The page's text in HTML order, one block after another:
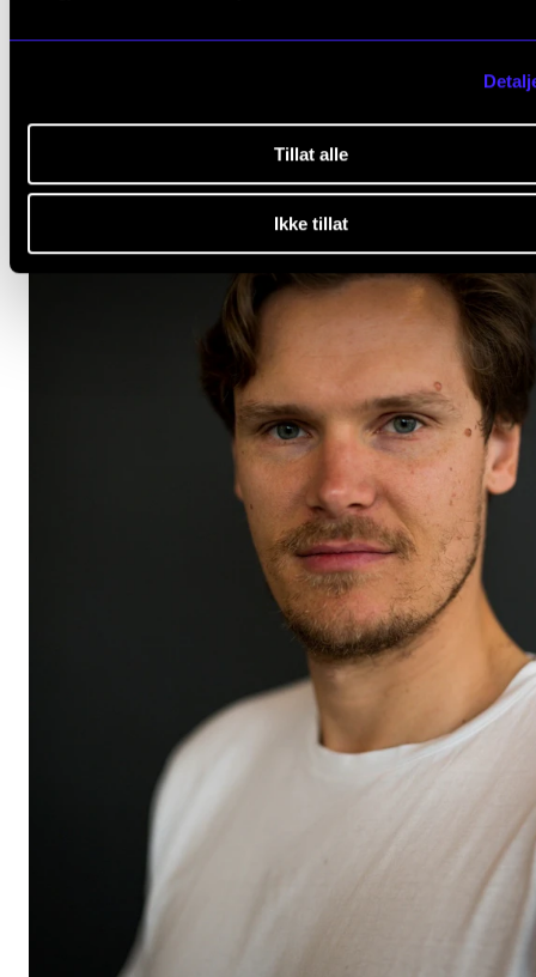
Tillat alle
Ikke tillat